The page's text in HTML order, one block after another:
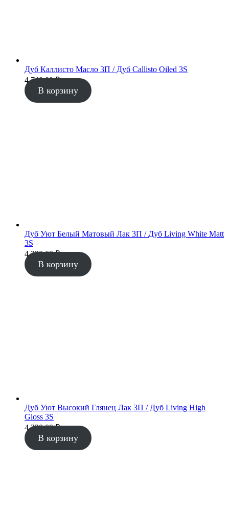
Дуб Каллисто Масло 3П / Дуб Callisto Oiled 3S
4 740.00₽
В корзину
Дуб Уют Белый Матовый Лак 3П / Дуб Living White Matt
3S
4 330.00₽
В корзину
Дуб Уют Высокий Глянец Лак 3П / Дуб Living High
Gloss 3S
4 330.00₽
В корзину